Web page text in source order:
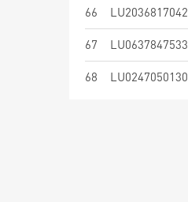
66 LU2036817042
67 LU0637847533
68 LU0247050130